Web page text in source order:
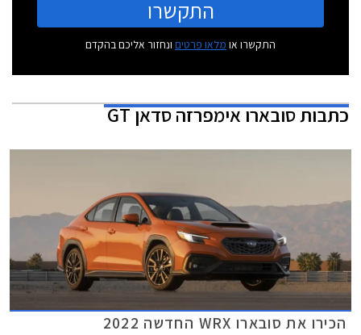
התקשרו
התקשרו או מלאו פרטים ונחזור אליכם בהקדם
כתבותסובארו אימפרזה סדאן GT
הכירו את סובארו WRX החדשה 2022